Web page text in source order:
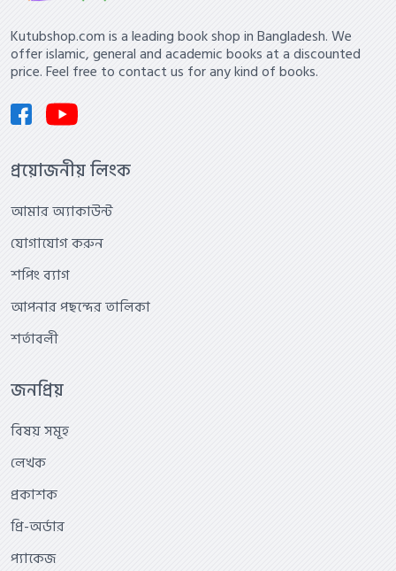
Kutubshop.com is a leading book shop in Bangladesh. We
offer islamic, general and academic books at a discounted
price. Feel free to contact us for any kind of books.
প্রয়োজনীয় লিংক
আমার অ্যাকাউন্ট
যোগাযোগ করুন
শপিং ব্যাগ
আপনার পছন্দের তালিকা
শর্তাবলী
জনপ্রিয়
বিষয় সমূহ
লেখক
প্রকাশক
প্রি-অর্ডার
প্যাকেজ